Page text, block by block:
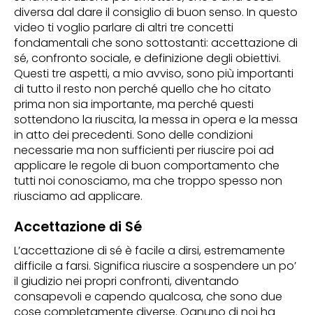
diversa dal dare il consiglio di buon senso. In questo
video ti voglio parlare di altri tre concetti
fondamentali che sono sottostanti: accettazione di
sé, confronto sociale, e definizione degli obiettivi.
Questi tre aspetti, a mio avviso, sono più importanti
di tutto il resto non perché quello che ho citato
prima non sia importante, ma perché questi
sottendono la riuscita, la messa in opera e la messa
in atto dei precedenti. Sono delle condizioni
necessarie ma non sufficienti per riuscire poi ad
applicare le regole di buon comportamento che
tutti noi conosciamo, ma che troppo spesso non
riusciamo ad applicare.
Accettazione di Sé
L’accettazione di sé è facile a dirsi, estremamente
difficile a farsi. Significa riuscire a sospendere un po’
il giudizio nei propri confronti, diventando
consapevoli e capendo qualcosa, che sono due